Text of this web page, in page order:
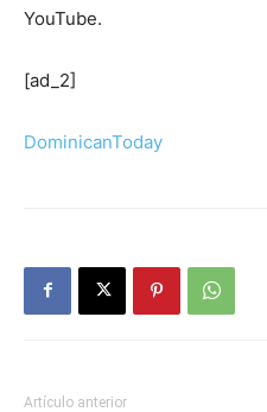
YouTube.
[ad_2]
DominicanToday
Artículo anterior